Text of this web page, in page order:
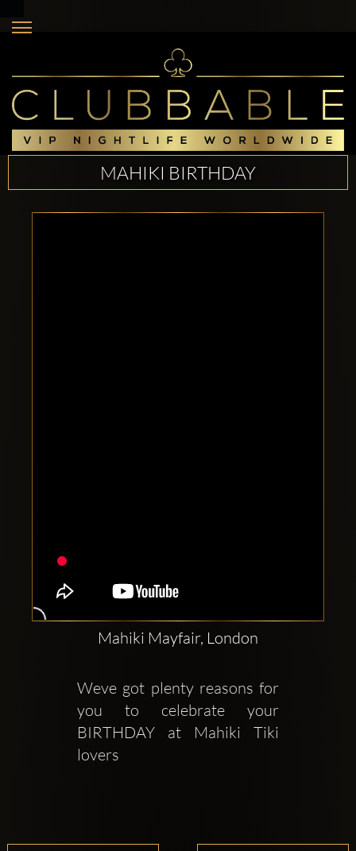
соцсетях:
MAHIKI BIRTHDAY
Mahiki Mayfair, London
Weve got plenty reasons for
you to celebrate your
BIRTHDAY at Mahiki Tiki
lovers